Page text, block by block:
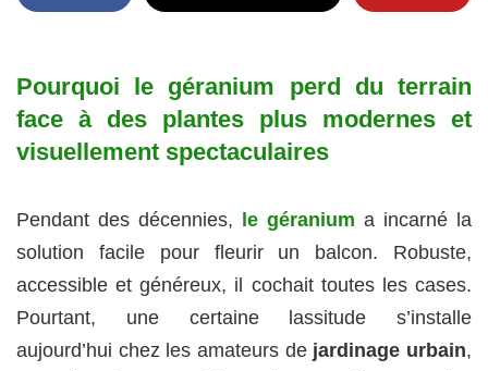
Pourquoi le géranium perd du terrain
face à des plantes plus modernes et
visuellement spectaculaires
Pendant des décennies, le géranium a incarné la
solution facile pour fleurir un balcon. Robuste,
accessible et généreux, il cochait toutes les cases.
Pourtant, une certaine lassitude s’installe
aujourd’hui chez les amateurs de jardinage urbain,